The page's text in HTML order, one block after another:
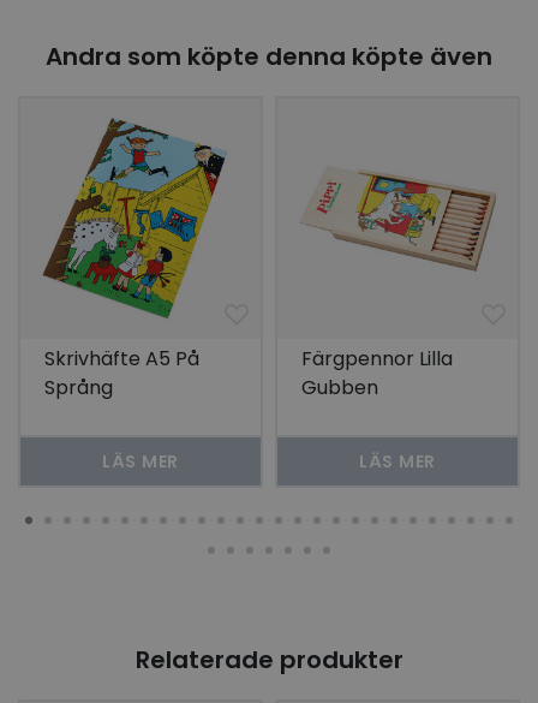
Andra som köpte denna köpte även
Skrivhäfte A5 På
Språng
LÄS MER
Färgpennor Lilla
Gubben
LÄS MER
Relaterade produkter